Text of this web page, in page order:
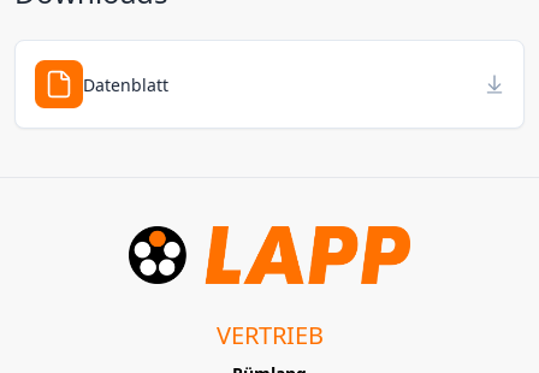
Datenblatt
VERTRIEB